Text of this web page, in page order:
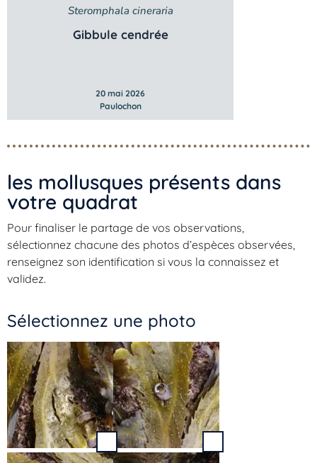
Steromphala cineraria
Gibbule cendrée
20 mai 2026
Paulochon
les mollusques présents dans
votre quadrat​
Pour finaliser le partage de vos observations,
sélectionnez chacune des photos d’espèces observées,
renseignez son identification si vous la connaissez et
validez.
Sélectionnez une photo